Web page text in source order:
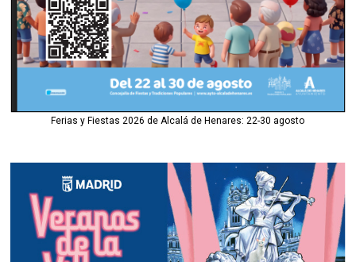
Ferias y Fiestas 2026 de Alcalá de Henares: 22-30 agosto